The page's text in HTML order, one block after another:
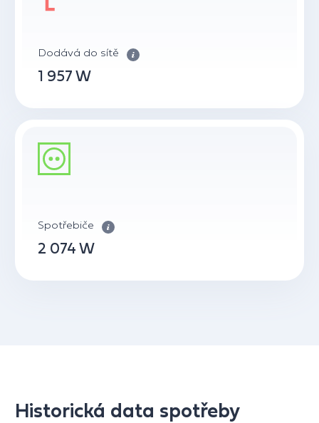
Dodává do sítě
1 957 W
Spotřebiče
2 074 W
Historická data spotřeby